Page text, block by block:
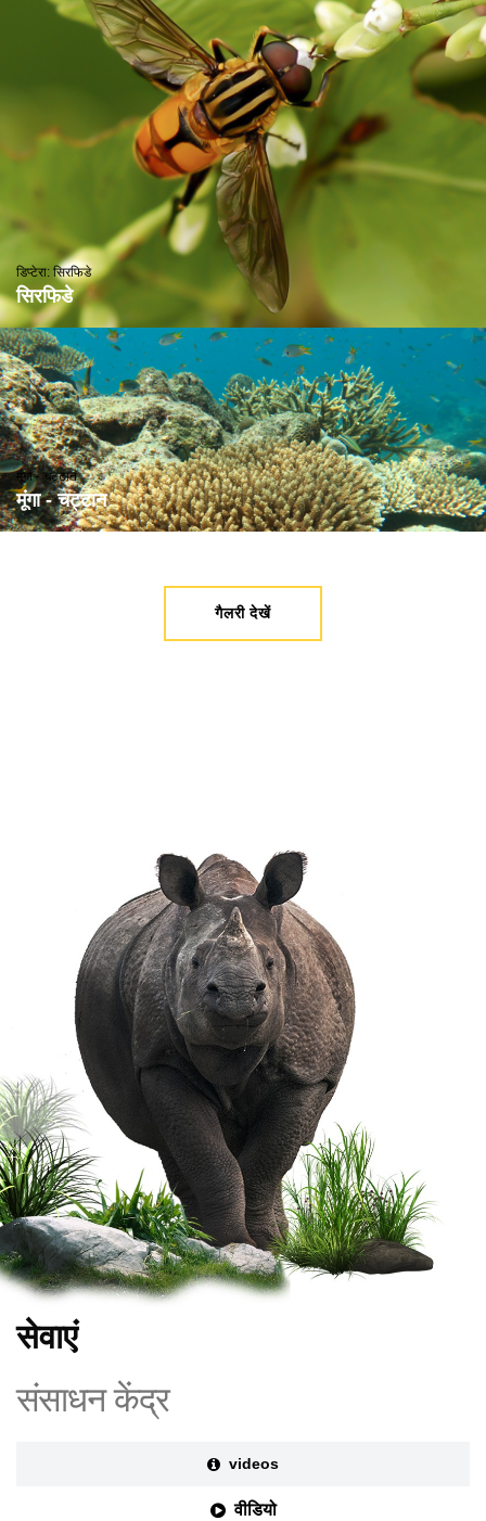
डिप्टेरा: सिरफिडे
सिरफिडे
मूंगा - चट्टान
मूंगा - चट्टान
गैलरी देखें
सेवाएं
संसाधन केंद्र
videos
वीडियो